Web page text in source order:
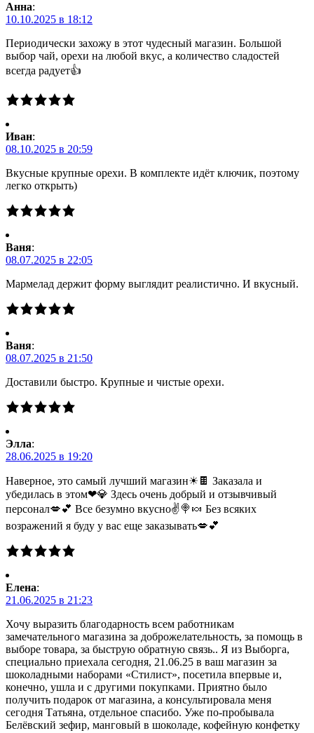
Анна:
10.10.2025 в 18:12
Периодически захожу в этот чудесный магазин. Большой
выбор чай, орехи на любой вкус, а количество сладостей
всегда радует👍
Иван:
08.10.2025 в 20:59
Вкусные крупные орехи. В комплекте идёт ключик, поэтому
легко открыть)
Ваня:
08.07.2025 в 22:05
Мармелад держит форму выглядит реалистично. И вкусный.
Ваня:
08.07.2025 в 21:50
Доставили быстро. Крупные и чистые орехи.
Элла:
28.06.2025 в 19:20
Наверное, это самый лучший магазин☀🍫 Заказала и
убедилась в этом❤💎 Здесь очень добрый и отзывчивый
персонал💋💕 Все безумно вкусно✌🍭🍬 Без всяких
возражений я буду у вас еще заказывать💋💕
Елена:
21.06.2025 в 21:23
Хочу выразить благодарность всем работникам
замечательного магазина за доброжелательность, за помощь в
выборе товара, за быструю обратную связь.. Я из Выборга,
специально приехала сегодня, 21.06.25 в ваш магазин за
шоколадными наборами «Стилист», посетила впервые и,
конечно, ушла и с другими покупками. Приятно было
получить подарок от магазина, а консультировала меня
сегодня Татьяна, отдельное спасибо. Уже по-пробывала
Белёвский зефир, манговый в шоколаде, кофейную конфетку